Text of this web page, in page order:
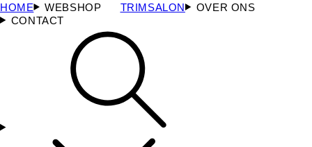
HOME WEBSHOP TRIMSALON
OVER ONS
CONTACT